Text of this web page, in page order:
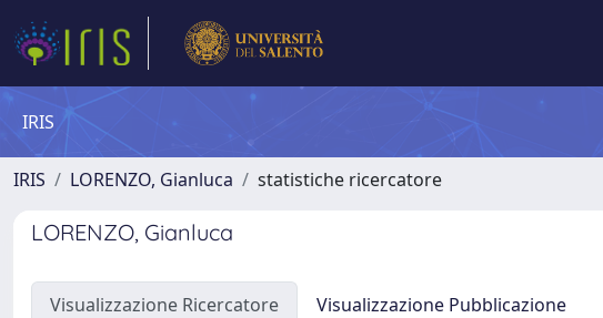
IRIS
IRIS LORENZO, Gianluca statistiche ricercatore
LORENZO, Gianluca
Visualizzazione Ricercatore Visualizzazione Pubblicazione